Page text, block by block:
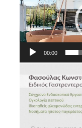
Βίντεο
00:00